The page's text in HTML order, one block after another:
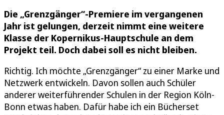
Die „Grenzgänger“-Premiere im vergangenen
Jahr ist gelungen, derzeit nimmt eine weitere
Klasse der Kopernikus-Hauptschule an dem
Projekt teil. Doch dabei soll es nicht bleiben.
Richtig. Ich möchte „Grenzgänger“ zu einer Marke und
Netzwerk entwickeln. Davon sollen auch Schüler
anderer weiterführender Schulen in der Region Köln-
Bonn etwas haben. Dafür habe ich ein Bücherset